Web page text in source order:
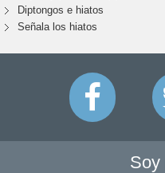
Diptongos e hiatos
Señala los hiatos
Soy